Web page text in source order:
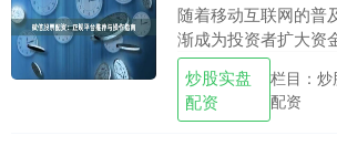
随着移动互联网的普
渐成为投资者扩大资
场的重要工具。然而
如何识别正规平台、
者关注的核心问题....
炒股实盘
配资
栏目：炒
配资